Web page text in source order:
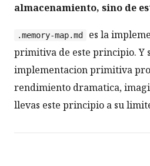
almacenamiento, sino de
.memory-map.md
es la
primitiva de este principio. Y
implementacion primitiva
rendimiento dramatica,
llevas este principio a su